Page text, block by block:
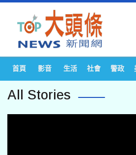
首頁 影音 生活 社會 警政
All Stories